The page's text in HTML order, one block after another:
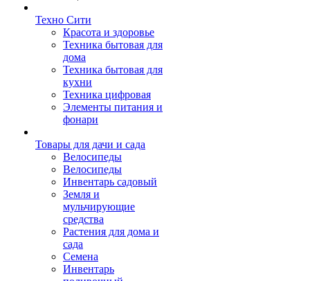
Техно Сити
Красота и здоровье
Техника бытовая для
дома
Техника бытовая для
кухни
Техника цифровая
Элементы питания и
фонари
Товары для дачи и сада
Велосипеды
Велосипеды
Инвентарь садовый
Земля и
мульчирующие
средства
Растения для дома и
сада
Семена
Инвентарь